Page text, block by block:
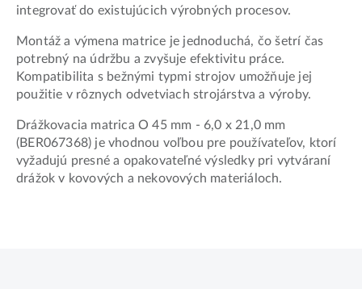
integrovať do existujúcich výrobných procesov.
Montáž a výmena matrice je jednoduchá, čo šetrí čas
potrebný na údržbu a zvyšuje efektivitu práce.
Kompatibilita s bežnými typmi strojov umožňuje jej
použitie v rôznych odvetviach strojárstva a výroby.
Drážkovacia matrica O 45 mm - 6,0 x 21,0 mm
(BER067368) je vhodnou voľbou pre používateľov, ktorí
vyžadujú presné a opakovateľné výsledky pri vytváraní
drážok v kovových a nekovových materiáloch.